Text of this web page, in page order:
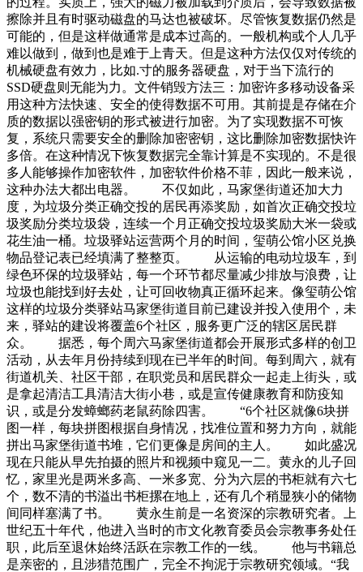
擦除并且有时驱动磁盘的马达也被破坏。尽管恢复数据仍然是
可能的，但是这样做通常是成本过高的。一般机构或个人几乎
难以做到，做到也是难于上青天。但是这种方法仅仅对传统的
机械硬盘有效力，比如.寸的服务器硬盘，对于当下流行的
SSD硬盘则无能为力。文件销毁方法三：加密许多移动设备采
用这种方法快速、安全的使得数据不可用。其前提是存储在介
质的数据以强密钥的形式被进行加密。为了实现数据不可恢
复，系统只需要安全的删除加密密钥，这比删除加密数据快许
多倍。在这种情况下恢复数据完全靠计算是不实现的。不是很
多人能够操作加密软件，加密软件价格不菲，因此一般来说，
这种办法大都出电器。 不仅如此，马家堡街道还加大力
度，为垃圾分类正确交投的居民再添奖励，如首次正确交投垃
圾奖励分类垃圾袋，连续一个月正确交投垃圾奖励大米一袋或
花生油一桶。垃圾驿站运营两个月的时间，玺萌公馆小区兑换
物品登记表已经填满了整整页。 从运输的电动垃圾车，到
绿色环保的垃圾驿站，每一个环节都尽量减少排放与浪费，让
垃圾也能找到好去处，让可回收物真正循环起来。像玺萌公馆
这样的垃圾分类驿站马家堡街道目前已建设并投入使用个，未
来，驿站的建设将覆盖6个社区，服务更广泛的辖区居民群
众。 据悉，每个周六马家堡街道都会开展形式多样的创卫
活动，从去年月份持续到现在已半年的时间。每到周六，就有
街道机关、社区干部，在职党员和居民群众一起走上街头，或
是拿起清洁工具清洁大街小巷，或是宣传健康教育和防疫知
识，或是分发蟑螂药老鼠药除四害。 “6个社区就像6块拼
图一样，每块拼图根据自身情况，找准位置和努力方向，就能
拼出马家堡街道书堆，它们更像是房间的主人。 如此盛况
现在只能从早先拍摄的照片和视频中窥见一二。黄永的儿子回
忆，家里光是两米多高、一米多宽、分为六层的书柜就有六七
个，数不清的书溢出书柜摞在地上，还有几个稍显狭小的储物
间同样塞满了书。 黄永生前是一名资深的宗教研究者。上
世纪五十年代，他进入当时的市文化教育委员会宗教事务处任
职，此后至退休始终活跃在宗教工作的一线。 他与书籍总
是亲密的，且涉猎范围广，完全不拘泥于宗教研究领域。“我